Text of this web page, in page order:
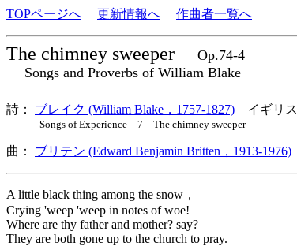
TOPページへ 更新情報へ 作曲者一覧へ
The chimney sweeper
Op.74-4
Songs and Proverbs of William Blake
詩： ブレイク (William Blake，1757-1827) イギリス
Songs of Experience 7 The chimney sweeper
曲： ブリテン (Edward Benjamin Britten，1913-1976)
A little black thing among the snow，
Crying 'weep 'weep in notes of woe!
Where are thy father and mother? say?
They are both gone up to the church to pray.